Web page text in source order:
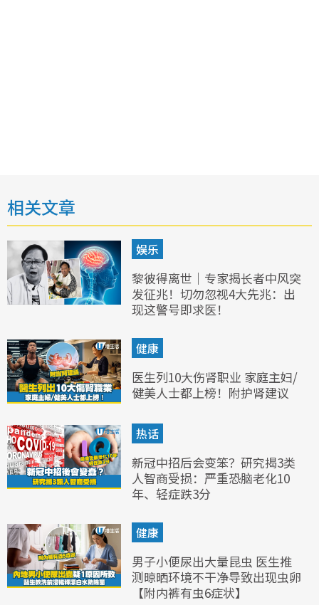
相关文章
娱乐
黎彼得离世｜专家揭长者中风突
发征兆！切勿忽视4大先兆：出
现这警号即求医！
健康
医生列10大伤肾职业 家庭主妇/
健美人士都上榜！附护肾建议
热话
新冠中招后会变笨？研究揭3类
人智商受损：严重恐脑老化10
年、轻症跌3分
健康
男子小便尿出大量昆虫 医生推
测晾晒环境不干净导致出现虫卵
【附内裤有虫6症状】